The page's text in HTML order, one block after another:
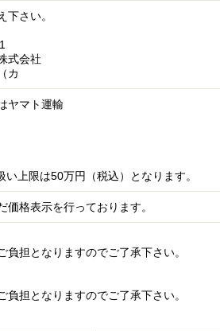
下さい。
式会社
カ
ヤマト運輸
上限は50万円（税込）となります。
価格表示を行っております。
負担となりますのでご了承下さい。
負担となりますのでご了承下さい。